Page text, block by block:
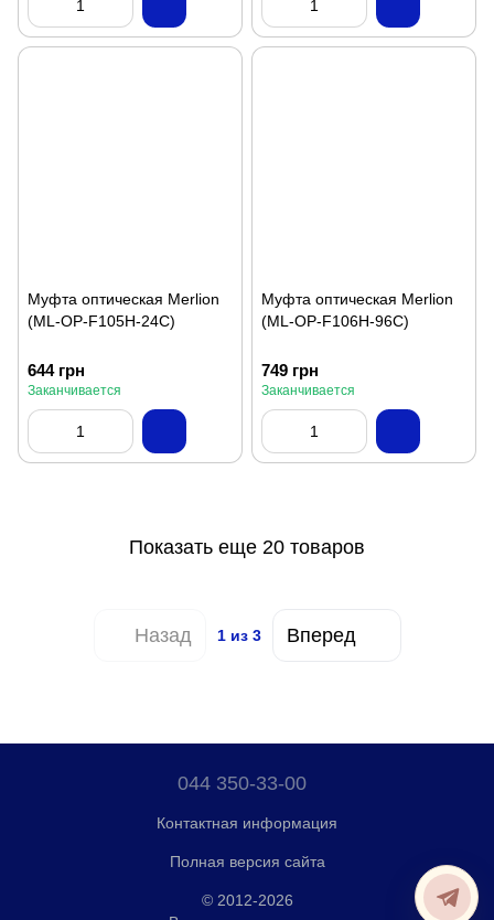
Муфта оптическая Merlion
(ML-OP-F105H-24C)
644 грн
Заканчивается
Муфта оптическая Merlion
(ML-OP-F106H-96C)
749 грн
Заканчивается
Показать еще 20 товаров
Назад 1из 3 Вперед
044 350-33-00
Контактная информация
Полная версия сайта
© 2012-2026